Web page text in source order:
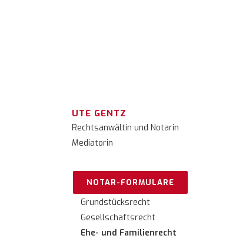
UTE GENTZ
Rechtsanwältin und Notarin
Mediatorin
NOTAR-FORMULARE
Grundstücksrecht
Gesellschaftsrecht
Ehe- und Familienrecht